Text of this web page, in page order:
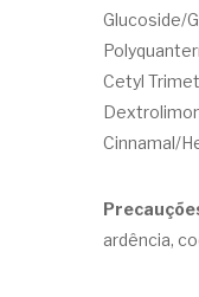
Glucoside/
Cetyl
Cinnamal/
ardência,